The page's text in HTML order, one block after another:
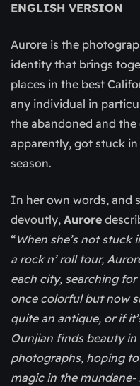
ENGLISH VERSION
Aurore is the
identity that brings
places in the best
any individual in
the abandoned and
apparently, got stuck
season.
In her own words, and
devoutly, Aurore
“When she’s not
a rock n’ roll tour,
each city, searching
once colorful but now
quite an antique, or if
Ounjian finds beauty
photographs, hoping
magic in the